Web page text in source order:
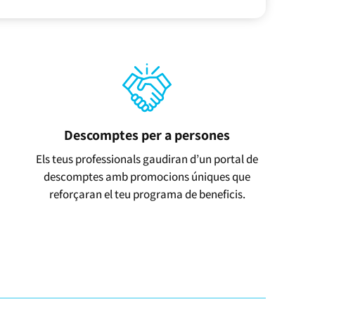
Descomptes per a persones
Els teus professionals gaudiran d’un portal de
descomptes amb promocions úniques que
reforçaran el teu programa de beneficis.